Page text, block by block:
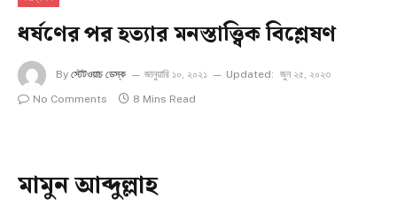
ধর্ষণের পর হত্যার মনস্তাত্ত্বিক বিশ্লেষণ
By স্টেটওয়াচ ডেস্ক জানুয়ারি ১০, ২০২১ Updated: জুন ২৫, ২০২৩
No Comments
8 Mins Read
মামুন আব্দুল্লাহ